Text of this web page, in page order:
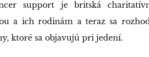
support je britská
a ich rodinám a teraz sa
ktoré sa objavujú pri jedení.